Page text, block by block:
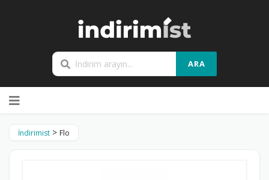
ARA
to
İndirimist > Flo